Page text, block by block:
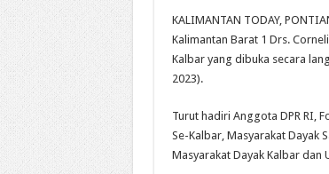
KALIMANTAN TODAY,
Kalimantan Barat 1 Drs.
Kalbar yang dibuka secara
2023).
Turut hadiri Anggota DPR RI,
Se-Kalbar, Masyarakat Dayak
Masyarakat Dayak Kalbar dan